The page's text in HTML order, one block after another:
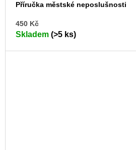
Příručka městské neposlušnosti
450 Kč
Skladem (>5 ks)